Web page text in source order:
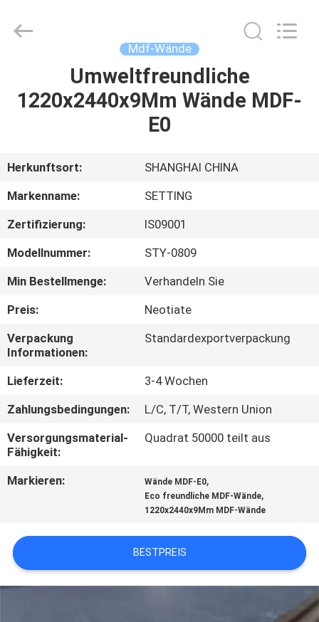
ÜBER
UNS
FABRIK-
AUSFLUG
TRETEN
SIE
MIT
UNS
IN
VERBINDUNG
NACHRICHTEN
FORDERN
SIE
Decorating
material
Mdf-Wände
Umweltfreundliche
1220x2440x9Mm Wände MDF-
E0
Herkunftsort:
SHANGHAI CHINA
Markenname:
SETTING
Zertifizierung:
IS09001
Modellnummer:
STY-0809
Min Bestellmenge:
Verhandeln Sie
Preis:
Neotiate
Verpackung
Informationen:
Standardexportverpackung
Lieferzeit:
3-4 Wochen
Zahlungsbedingungen:
L/C, T/T, Western Union
Versorgungsmaterial-
Fähigkeit:
Quadrat 50000 teilt aus
Markieren: Wände MDF-E0,
Eco freundliche MDF-Wände,
1220x2440x9Mm MDF-Wände
BESTPREIS